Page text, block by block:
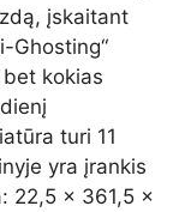
įskaitant
Ghosting“
kokias
turi 11
yra įrankis
22,5 x 361,5 x